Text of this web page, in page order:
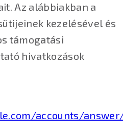
Az alábbiakban a
kezelésével és
támogatási
hivatkozások
accounts/